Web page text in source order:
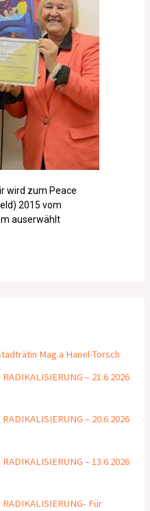
wird zum Peace
2015 vom
auserwählt
Mag.a Hanel-Torsch
– 21.6.2026
– 20.6.2026
– 13.6.2026
RADIKALISIERUNG- Für